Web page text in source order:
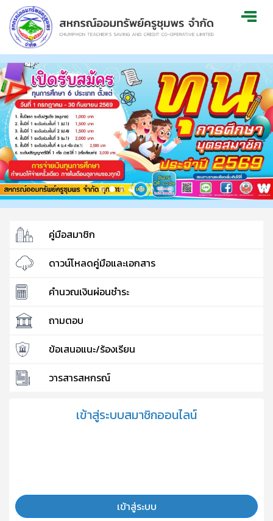
คู่มือสมาชิก
ดาวน์โหลดคู่มือและเอกสาร
คำนวณเงินผ่อนชำระ
ถามตอบ
ข้อเสนอแนะ/ร้องเรียน
วารสารสหกรณ์
เข้าสู่ระบบสมาชิกออนไลน์
เข้าสู่ระบบ